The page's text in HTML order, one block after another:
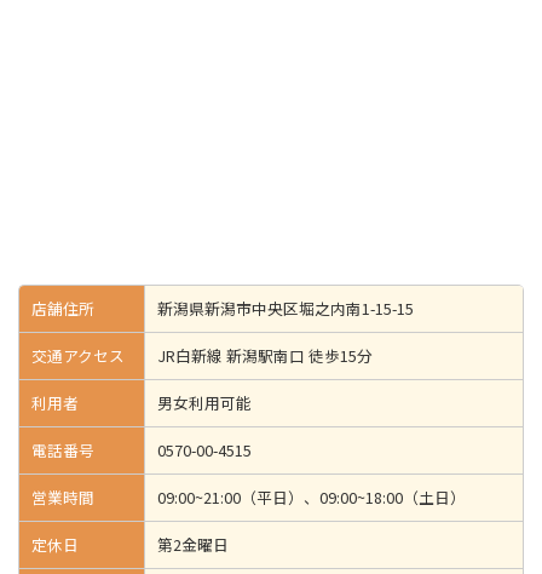
店舗住所 新潟県新潟市中央区堀之内南1-15-15
交通アクセス JR白新線 新潟駅南口 徒歩15分
利用者 男女利用可能
電話番号 0570-00-4515
営業時間 09:00~21:00（平日）、09:00~18:00（土日）
定休日 第2金曜日